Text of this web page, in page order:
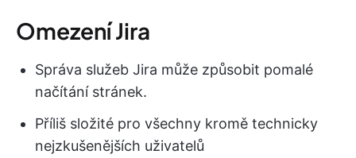
Omezení Jira
Správa služeb Jira může způsobit pomalé
načítání stránek.
Příliš složité pro všechny kromě technicky
nejzkušenějších uživatelů